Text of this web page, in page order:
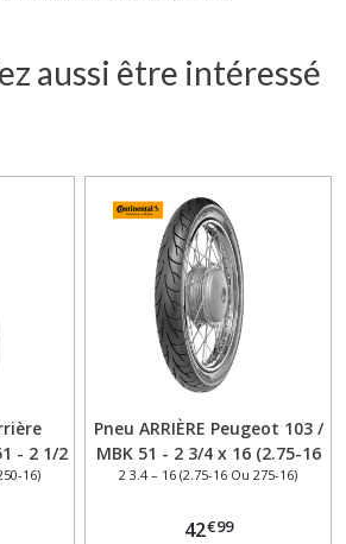
aussi être intéressé
- 2 1/2
Deli
16)
Pneu ARRIÈRE Peugeot 103 /
MBK 51 - 2 3/4 x 16 (2.75-16
ou 275-16 ) Continental
Adhérence premium et
2 3.4 – 16 (2.75-16 Ou 275-16)
42€99